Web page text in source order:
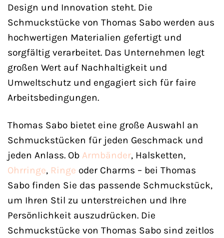
Design und Innovation steht. Die
Schmuckstücke von Thomas Sabo werden aus
hochwertigen Materialien gefertigt und
sorgfältig verarbeitet. Das Unternehmen legt
großen Wert auf Nachhaltigkeit und
Umweltschutz und engagiert sich für faire
Arbeitsbedingungen.
Thomas Sabo bietet eine große Auswahl an
Schmuckstücken für jeden Geschmack und
jeden Anlass. Ob Armbänder, Halsketten,
Ohrringe, Ringe oder Charms – bei Thomas
Sabo finden Sie das passende Schmuckstück,
um Ihren Stil zu unterstreichen und Ihre
Persönlichkeit auszudrücken. Die
Schmuckstücke von Thomas Sabo sind zeitlos